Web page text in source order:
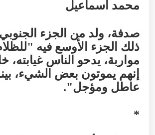
محمد اسماعيل
صدفة، ولد من الجزء
ذلك الجزء الأوسع فيه
مواربة، يدحو الناس غيابته،
إنهم يموتون بعض الشيء،
عاطل ومؤجل".
*